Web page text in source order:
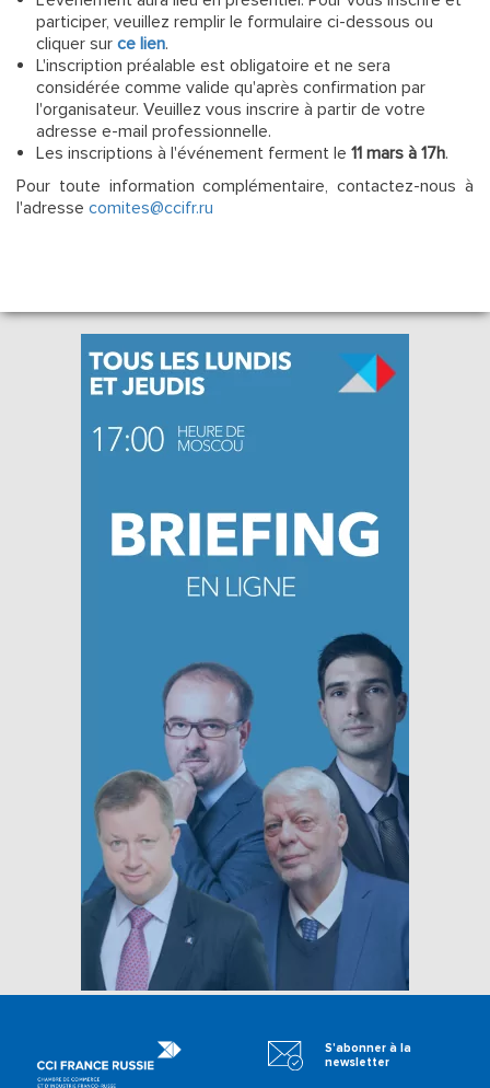
participer, veuillez remplir le formulaire ci-dessous ou
cliquer sur ce lien.
L'inscription préalable est obligatoire et ne sera
considérée comme valide qu'après confirmation par
l'organisateur. Veuillez vous inscrire à partir de votre
adresse e-mail professionnelle.
Les inscriptions à l'événement ferment le 11 mars à 17h.
Pour toute information complémentaire, contactez-nous à
l'adresse comites@ccifr.ru
S'abonner à la
newsletter